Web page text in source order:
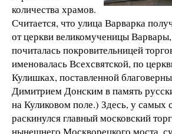
количества храмов.
Считается, что улица Варварка
от церкви великомученицы Варвары,
почиталась покровительницей
именовалась Всехсвятской, по
Кулишках, поставленной
Димитрием Донским в память
на Куликовом поле.) Здесь, у самых
раскинулся главный московский
нынешнего Москворецкого моста,